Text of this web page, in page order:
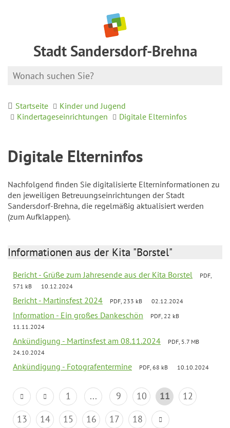
Stadt Sandersdorf-Brehna
Startseite
Kinder und Jugend
Kindertageseinrichtungen
Digitale Elterninfos
Digitale Elterninfos
Nachfolgend finden Sie digitalisierte Elterninformationen zu
den jeweiligen Betreuungseinrichtungen der Stadt
Sandersdorf-Brehna, die regelmäßig aktualisiert werden
(zum Aufklappen).
Informationen aus der Kita "Borstel"
Bericht - Grüße zum Jahresende aus der Kita Borstel
PDF,
571 kB
10.12.2024
Bericht - Martinsfest 2024 PDF, 233 kB 02.12.2024
Information - Ein großes Dankeschön
PDF, 22 kB
11.11.2024
Ankündigung - Martinsfest am 08.11.2024
PDF, 5.7 MB
24.10.2024
Ankündigung - Fotografentermine PDF, 68 kB 10.10.2024
1 ... 9 10 11
12
13
14 15 16 17 18